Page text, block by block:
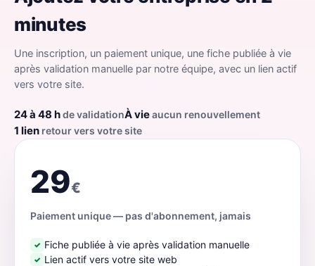
minutes
Une inscription, un paiement unique, une fiche publiée à vie
après validation manuelle par notre équipe, avec un lien actif
vers votre site.
24 à 48 hde validationÀ vieaucun renouvellement
1 lien retour vers votre site
29€
Paiement unique — pas d'abonnement, jamais
✓ Fiche publiée à vie après validation manuelle
✓ Lien actif vers votre site web